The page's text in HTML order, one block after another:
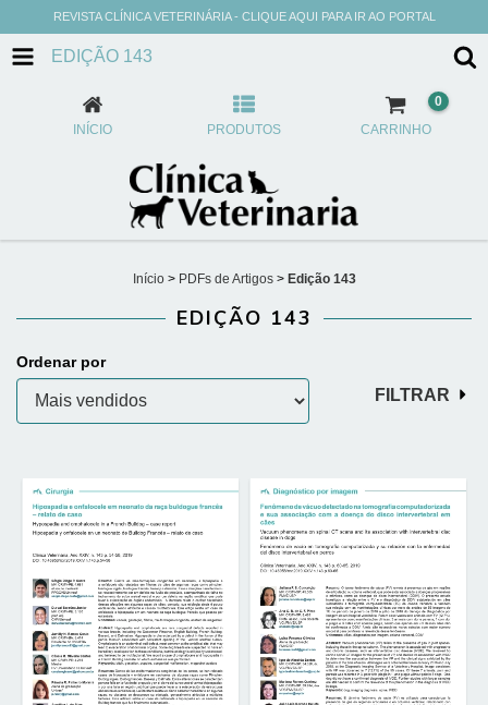
REVISTA CLÍNICA VETERINÁRIA - CLIQUE AQUI PARA IR AO PORTAL
EDIÇÃO 143
INÍCIO PRODUTOS CARRINHO
0
Início > PDFs de Artigos > Edição 143
EDIÇÃO 143
Ordenar por
FILTRAR